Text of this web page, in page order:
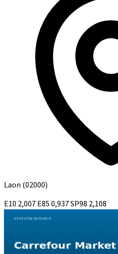
Laon (02000)
E10 2,007E850,937SP98 2,108